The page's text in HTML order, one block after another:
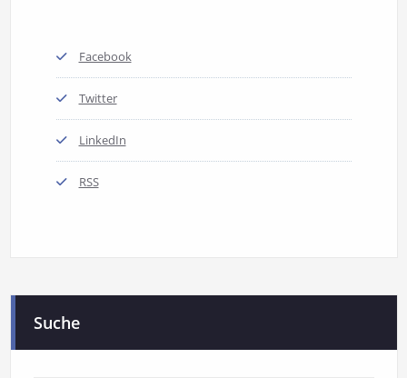
Facebook
Twitter
LinkedIn
RSS
Suche